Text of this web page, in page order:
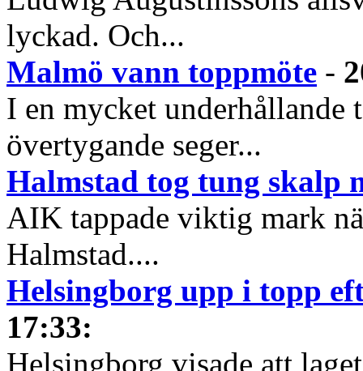
lyckad. Och...
Malmö vann toppmöte -
I en mycket underhållande
övertygande seger...
Halmstad tog tung skalp
AIK tappade viktig mark
Halmstad....
Helsingborg upp i topp
17:33:
Helsingborg visade att